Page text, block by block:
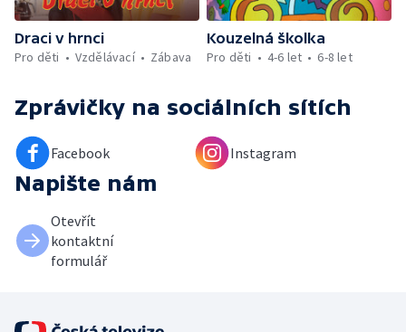
Draci v hrnci
Pro děti
Vzdělávací Zábava
Kouzelná školka
Pro děti
4-6 let 6-8 let
Zprávičky na sociálních sítích
Facebook Instagram
Napište nám
Otevřít
kontaktní
formulář